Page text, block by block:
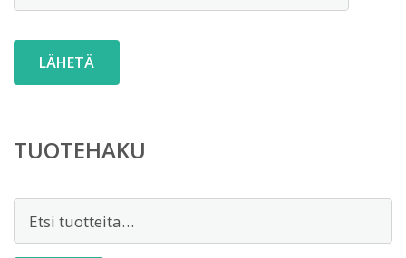
TUOTEHAKU